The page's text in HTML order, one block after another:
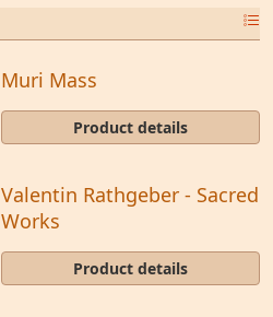
Muri Mass
Product details
Valentin Rathgeber - Sacred
Works
Product details